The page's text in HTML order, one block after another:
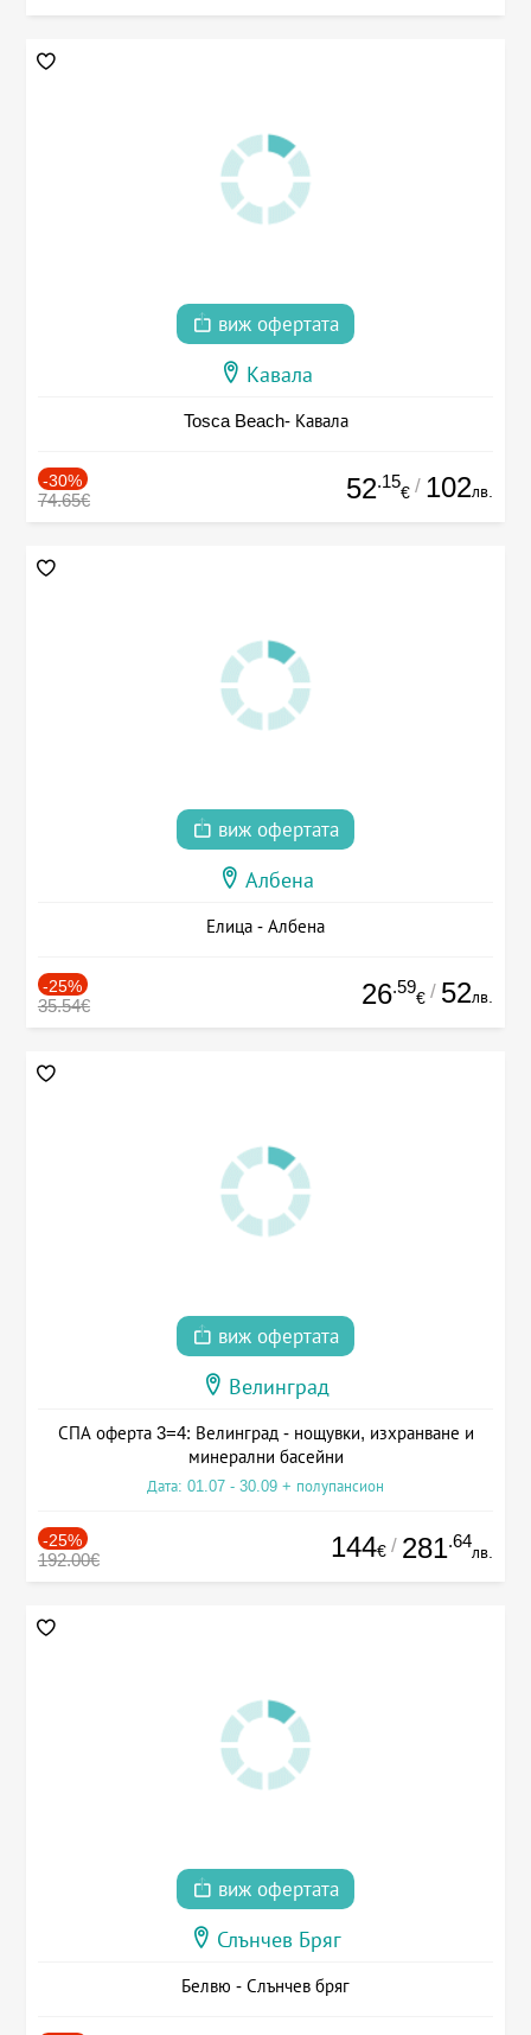
виж офертата
Кавала
Tosca Beach- Кавала
-30%
74.65€ 52.15
€ / 102лв.
виж офертата
Албена
Елица - Албена
-25%
35.54€ 26.59
€ / 52лв.
виж офертата
Велинград
СПА оферта 3=4: Велинград - нощувки, изхранване и
минерални басейни
Дата: 01.07 - 30.09 + полупансион
-25%
192.00€ 144€ / 281.64
лв.
виж офертата
Слънчев Бряг
Белвю - Слънчев бряг